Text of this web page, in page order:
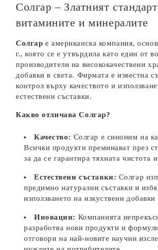
Солгар – Златният
витамините и минералите
Солгар е американска компания,
г., която се е утвърдила като един от
производители на висококачествени
добавки в света. Фирмата е известна
контрол върху качеството и
естествени съставки.
Какво отличава Солгар?
Качество: Солгар е синоним на
Всички продукти преминават през
за да се гарантира тяхната чистота
Естествени съставки: Солгар
предимно натурални съставки и
използването на изкуствени
Иновации: Компанията
разработва нови продукти и
отговори на най-новите научни